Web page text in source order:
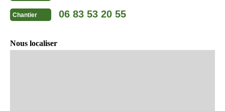
Chantier 06 83 53 20 55
Nous localiser